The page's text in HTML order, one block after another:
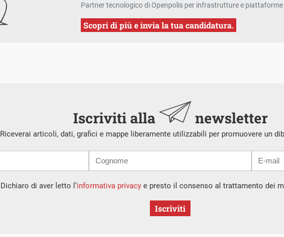
Partner tecnologico di Openpolis per infrastrutture e piattaforme
Scopri di più e invia la tua candidatura.
Iscriviti alla newsletter
Riceverai articoli, dati, grafici e mappe liberamente utilizzabili per promuovere un
Dichiaro di aver letto l’informativa privacye presto il consenso al trattamento dei
Iscriviti